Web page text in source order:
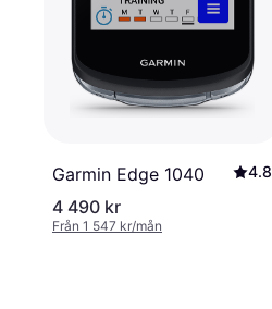
Garmin Edge 1040 4.8
4 490 kr
Från 1 547 kr/mån